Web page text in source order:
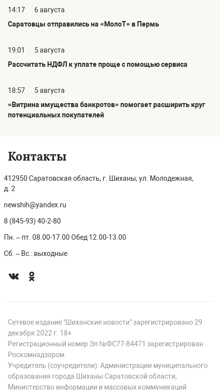
14:17
6 августа
Саратовцы отправились на «МолоТ» в Пермь
19:01
5 августа
Рассчитать НДФЛ к уплате проще с помощью сервиса
18:57
5 августа
«Витрина имущества банкротов» помогает расширить круг
потенциальных покупателей
Контакты
412950 Саратовская область, г. Шиханы, ул. Молодежная,
д. 2
newshih@yandex.ru
8 (845-93) 40-2-80
Пн. – пт. 08.00-17.00 Обед 12.00-13.00
Сб. – Вс.: выходные
Сетевое издание "Шиханские новости" зарегистрировано 29
декабря 2022 г. 18+
Регистрационный номер Эл №ФС77-84471 зарегистрирован
Роскомнадзором
Учредитель (соучредители): Администрации муниципального
образования города Шиханы Саратовской области;
Министерство информации и массовых коммуникаций